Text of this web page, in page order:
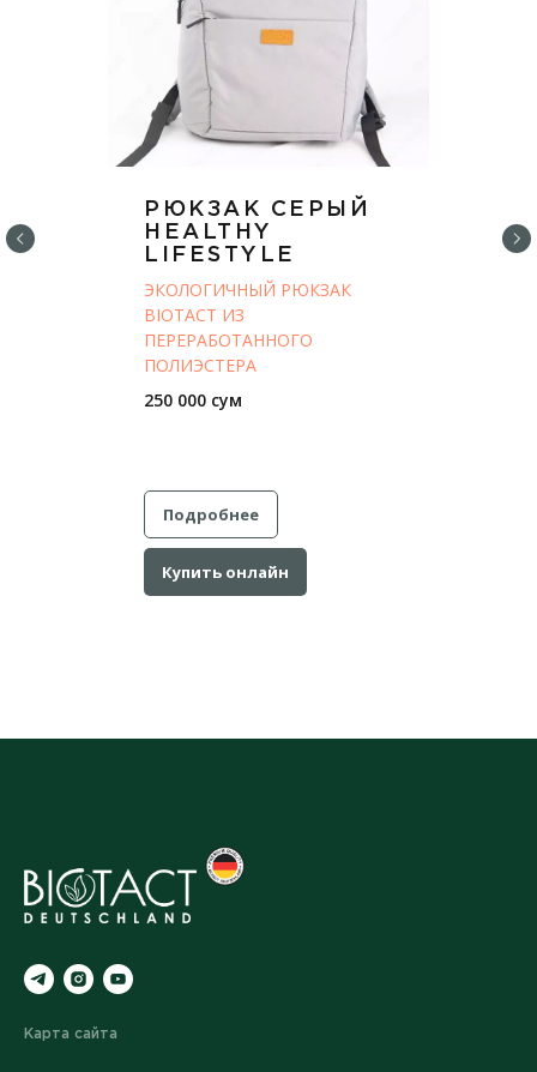
РЮКЗАК СЕРЫЙ
HEALTHY
LIFESTYLE
ЭКОЛОГИЧНЫЙ РЮКЗАК
BIOTACT ИЗ
ПЕРЕРАБОТАННОГО
ПОЛИЭСТЕРА
250 000 сум
Подробнее
Купить онлайн
Карта сайта